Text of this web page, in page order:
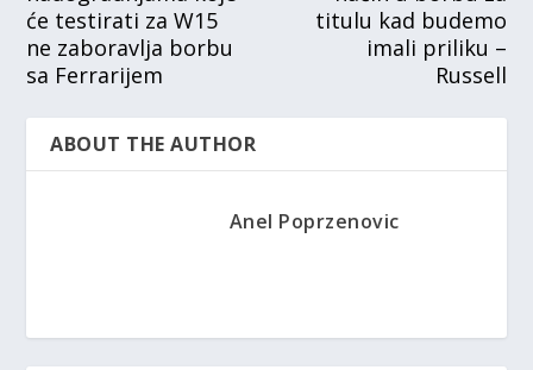
će testirati za W15
ne zaboravlja borbu
sa Ferrarijem
titulu kad budemo
imali priliku –
Russell
ABOUT THE AUTHOR
Anel Poprzenovic